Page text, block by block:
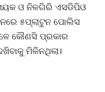
ଓ ନିଳଗିରି ଏସଡିପିଓ
୫ପ୍ଲାଟୁନ ପୋଲିସ
କୌଣସି ପ୍ରକାର
ମିଳିନଥିଲା।